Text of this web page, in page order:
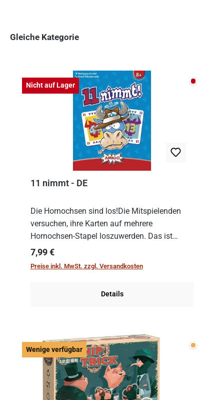
Gleiche Kategorie
Nicht auf Lager Nicht
11 nimmt - DE
Die Hornochsen sind los!Die Mitspielenden
versuchen, ihre Karten auf mehrere
Hornochsen-Stapel loszuwerden. Das ist
kniffliger als gedacht, denn die Differenz
zwischen ausgespielter Karte und der
Regulärer Preis:
7,99 €
Preise inkl. MwSt. zzgl. Versandkosten
Details
Wenige verfügbar Wenige